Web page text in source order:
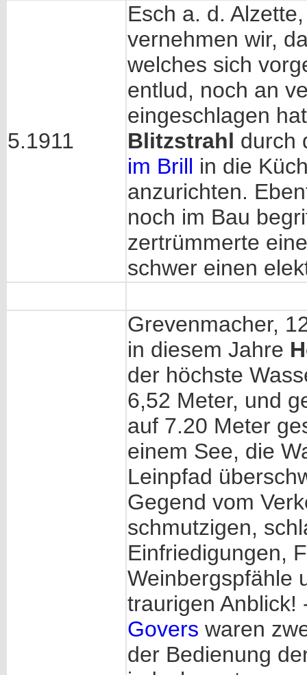
5.1911
Esch a. d.
vernehmen wir,
welches sich
entlud, noch an
eingeschlagen
Blitzstrahl durch
im Brill in die
anzurichten.
noch im Bau
zertrümmerte
schwer einen
Grevenmacher,
in diesem Jahre
der höchste
6,52 Meter, und
auf 7.20 Meter
einem See, die
Leinpfad
Gegend vom
schmutzigen,
Einfriedigungen,
Weinbergspfähle
traurigen
Govers waren
der Bedienung